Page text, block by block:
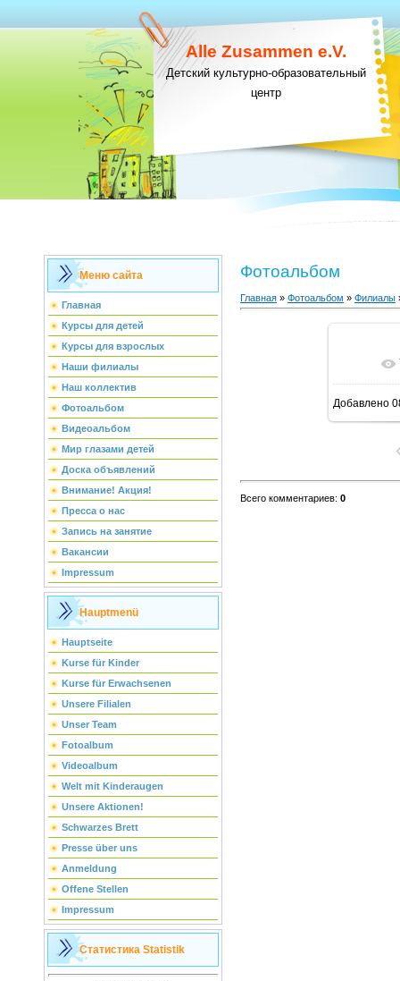
Alle Zusammen e.V.
Детский культурно-образовательный
центр
Меню сайта
Главная
Курсы для детей
Курсы для взрослых
Наши филиалы
Наш коллектив
Фотоальбом
Видеоальбом
Мир глазами детей
Доска объявлений
Внимание! Акция!
Пресса о нас
Запись на занятие
Вакансии
Impressum
Hauptmenü
Hauptseite
Kurse für Kinder
Kurse für Erwachsenen
Unsere Filialen
Unser Team
Fotoalbum
Videoalbum
Welt mit Kinderaugen
Unsere Aktionen!
Schwarzes Brett
Presse über uns
Anmeldung
Offene Stellen
Impressum
Статистика Statistik
Фотоальбом
Главная » Фотоальбом » Филиалы
В
Добавлено
Всего комментариев: 0